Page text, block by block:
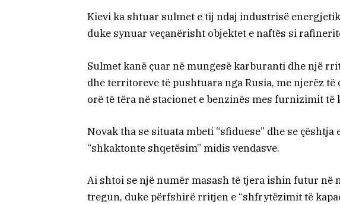
Kievi ka shtuar sulmet e tij ndaj industrisë
duke synuar veçanërisht objektet e naftës si
Sulmet kanë çuar në mungesë karburanti dhe një
dhe territoreve të pushtuara nga Rusia, me njerëz
orë të tëra në stacionet e benzinës mes furnizimit të
Novak tha se situata mbeti “sfiduese” dhe se çështja
“shkaktonte shqetësim” midis vendasve.
Ai shtoi se një numër masash të tjera ishin futur në
tregun, duke përfshirë rritjen e “shfrytëzimit të